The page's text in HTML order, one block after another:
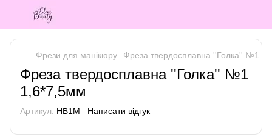
Фрези для манікюру Фреза твердосплавна ''Голка'' №1
Фреза твердосплавна ''Голка'' №1
1,6*7,5мм
Артикул: HB1M Написати відгук